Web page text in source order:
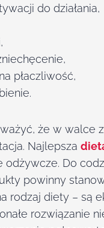
do działania,
płaczliwość,
że w walce
Najlepsza
odżywcze. Do
powinny
rodzaj diety – są
rozwiązanie